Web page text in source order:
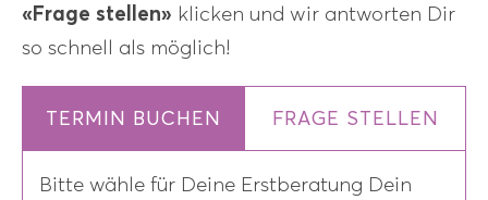
«Frage stellen» klicken und wir antworten Dir
so schnell als möglich!
TERMIN BUCHEN FRAGE STELLEN
Bitte wähle für Deine Erstberatung Dein